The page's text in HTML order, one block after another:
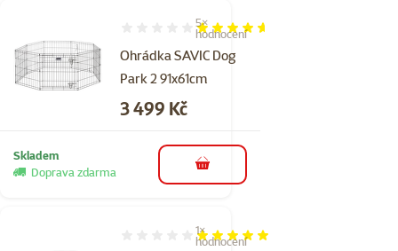
Ohrádka SAVIC Dog
Park 2 91x61cm
Hodnocení 92%, počet hodnocení: 5
5×
hodnocení
Cena
3 499 Kč
Skladem
Doprava zdarma
do košíku
Hodnocení 100%, počet hodnocení: 1
1×
hodnocení